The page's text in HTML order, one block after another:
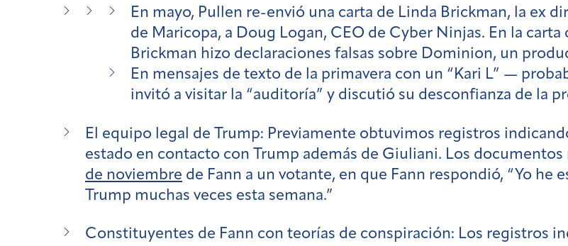
En mayo, Pullen re-envió una carta de Linda Brickman, la ex
de Maricopa, a Doug Logan, CEO de Cyber Ninjas. En la
Brickman hizo declaraciones falsas sobre Dominion, un
En mensajes de texto de la primavera con un “Kari L” —
invitó a visitar la “auditoría” y discutió su desconfianza de la
El equipo legal de Trump: Previamente obtuvimos registros
estado en contacto con Trump además de Giuliani. Los
de noviembre de Fann a un votante, en que Fann respondió, “Yo
Trump muchas veces esta semana.”
Constituyentes de Fann con teorías de conspiración: Los registros